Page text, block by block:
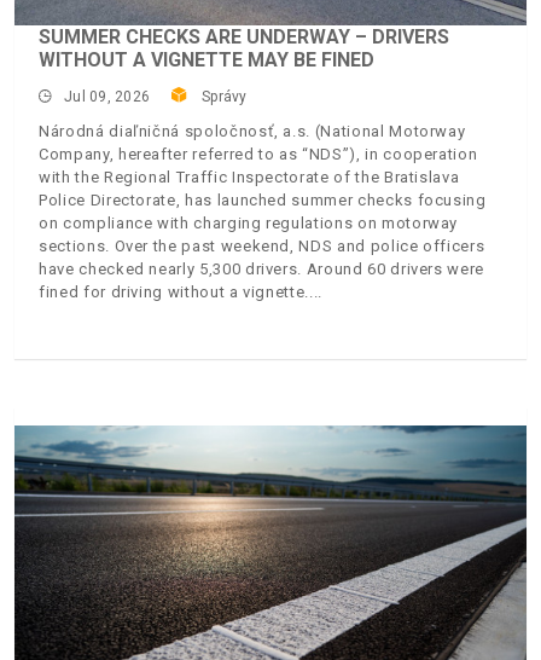
SUMMER CHECKS ARE UNDERWAY – DRIVERS
WITHOUT A VIGNETTE MAY BE FINED
Jul 09, 2026 Správy
Národná diaľničná spoločnosť, a.s. (National Motorway
Company, hereafter referred to as “NDS”), in cooperation
with the Regional Traffic Inspectorate of the Bratislava
Police Directorate, has launched summer checks focusing
on compliance with charging regulations on motorway
sections. Over the past weekend, NDS and police officers
have checked nearly 5,300 drivers. Around 60 drivers were
fined for driving without a vignette.